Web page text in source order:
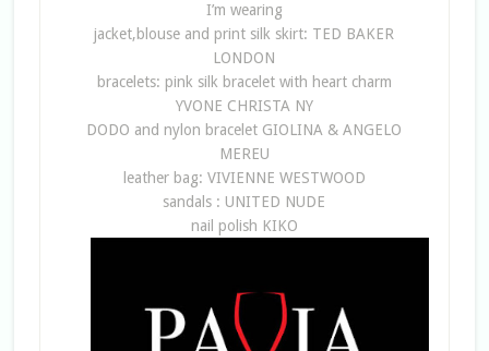
I’m wearing
jacket,blouse and print silk skirt: TED BAKER
LONDON
bracelets: pink silk bracelet with heart charm
YVONE CHRISTA NY
DODO and nylon bracelet GIOLINA & ANGELO
MEREU
leather bag: VIVIENNE WESTWOOD
sandals : UNITED NUDE
nail polish KIKO